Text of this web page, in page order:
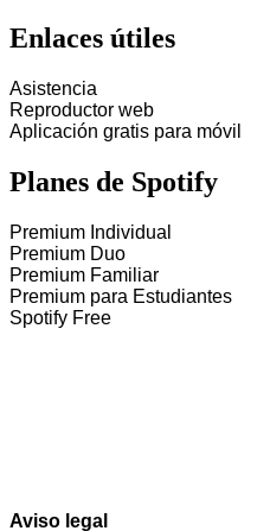
Enlaces útiles
Asistencia
Reproductor web
Aplicación gratis para móvil
Planes de Spotify
Premium Individual
Premium Duo
Premium Familiar
Premium para Estudiantes
Spotify Free
Aviso legal